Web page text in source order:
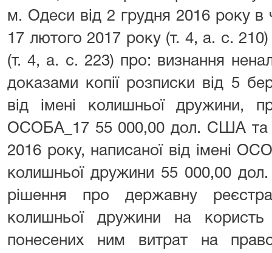
м. Одеси від 2 грудня 2016 року в
17 лютого 2017 року (т. 4, а. с.
(т. 4, а. с. 223) про: визнання
доказами копії розписки від 5
від імені колишньої дружини,
ОСОБА_17 55 000,00 дол. США та
2016 року, написаної від імені
колишньої дружини 55 000,00
рішення про державну
колишньої дружини на
понесених ним витрат на